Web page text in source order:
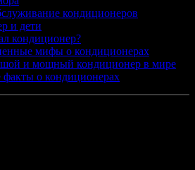
кондиционеров
и дети
кондиционер?
мифы о кондиционерах
и мощный кондиционер в мире
о кондиционерах